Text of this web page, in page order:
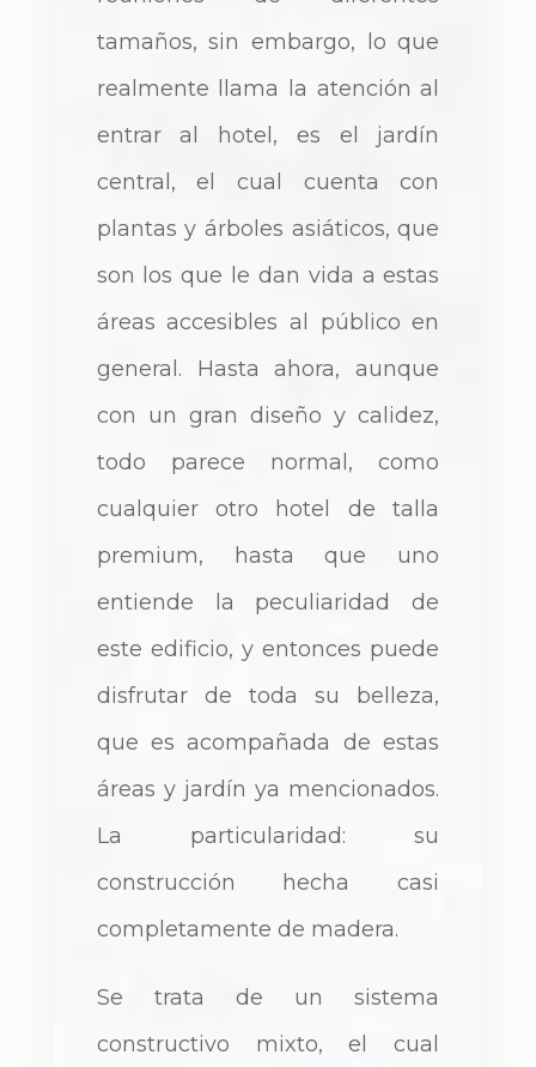
tamaños, sin embargo, lo que
realmente llama la atención al
entrar al hotel, es el jardín
central, el cual cuenta con
plantas y árboles asiáticos, que
son los que le dan vida a estas
áreas accesibles al público en
general. Hasta ahora, aunque
con un gran diseño y calidez,
todo parece normal, como
cualquier otro hotel de talla
premium, hasta que uno
entiende la peculiaridad de
este edificio, y entonces puede
disfrutar de toda su belleza,
que es acompañada de estas
áreas y jardín ya mencionados.
La particularidad: su
construcción hecha casi
completamente de madera.
Se trata de un sistema
constructivo mixto, el cual